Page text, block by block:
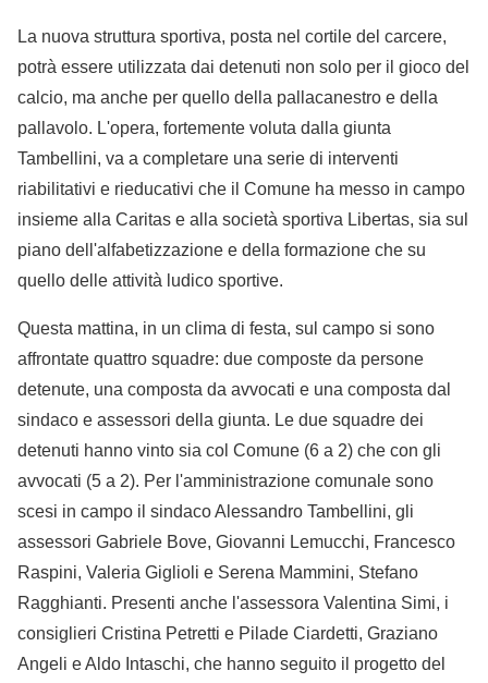
La nuova struttura sportiva, posta nel cortile del carcere,
potrà essere utilizzata dai detenuti non solo per il gioco del
calcio, ma anche per quello della pallacanestro e della
pallavolo. L'opera, fortemente voluta dalla giunta
Tambellini, va a completare una serie di interventi
riabilitativi e rieducativi che il Comune ha messo in campo
insieme alla Caritas e alla società sportiva Libertas, sia sul
piano dell'alfabetizzazione e della formazione che su
quello delle attività ludico sportive.
Questa mattina, in un clima di festa, sul campo si sono
affrontate quattro squadre: due composte da persone
detenute, una composta da avvocati e una composta dal
sindaco e assessori della giunta. Le due squadre dei
detenuti hanno vinto sia col Comune (6 a 2) che con gli
avvocati (5 a 2). Per l'amministrazione comunale sono
scesi in campo il sindaco Alessandro Tambellini, gli
assessori Gabriele Bove, Giovanni Lemucchi, Francesco
Raspini, Valeria Giglioli e Serena Mammini, Stefano
Ragghianti. Presenti anche l'assessora Valentina Simi, i
consiglieri Cristina Petretti e Pilade Ciardetti, Graziano
Angeli e Aldo Intaschi, che hanno seguito il progetto del